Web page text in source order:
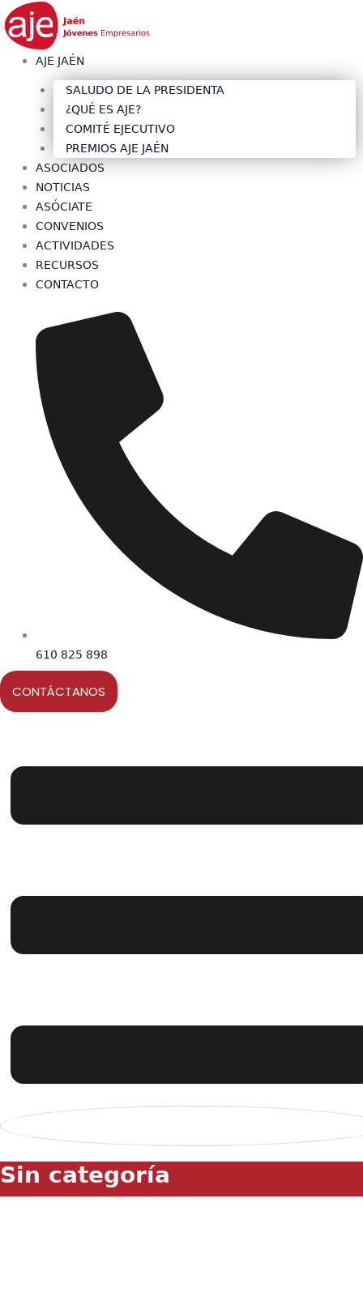
AJE JAÉN
SALUDO DE LA PRESIDENTA
¿QUÉ ES AJE?
COMITÉ EJECUTIVO
PREMIOS AJE JAÉN
ASOCIADOS
NOTICIAS
ASÓCIATE
CONVENIOS
ACTIVIDADES
RECURSOS
CONTACTO
610 825 898
CONTÁCTANOS
Sin categoría